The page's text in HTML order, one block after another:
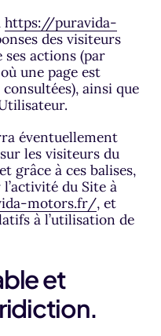
https://puravida-
des visiteurs
ses actions (par
une page est
ainsi que
éventuellement
les visiteurs du
grâce à ces balises,
du Site à
motors.fr/, et
à l’utilisation de
et